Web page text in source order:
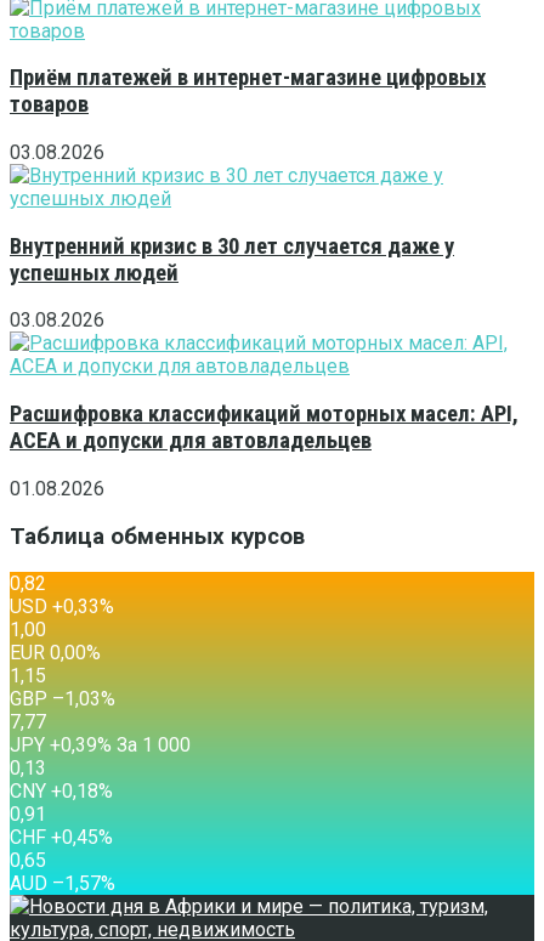
Приём платежей в интернет-магазине цифровых
товаров
03.08.2026
Внутренний кризис в 30 лет случается даже у
успешных людей
03.08.2026
Расшифровка классификаций моторных масел: API,
ACEA и допуски для автовладельцев
01.08.2026
Таблица обменных курсов
0,82
USD +0,33%
1,00
EUR 0,00%
1,15
GBP –1,03%
7,77
JPY +0,39% За 1 000
0,13
CNY +0,18%
0,91
CHF +0,45%
0,65
AUD –1,57%